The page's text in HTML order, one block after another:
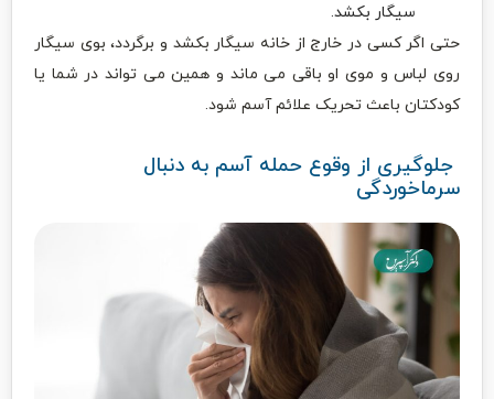
سیگار بکشد.
حتی اگر کسی در خارج از خانه سیگار بکشد و برگردد، بوی سیگار
روی لباس و موی او باقی می ماند و همین می تواند در شما یا
کودکتان باعث تحریک علائم آسم شود.
جلوگیری از وقوع حمله آسم به دنبال
سرماخوردگی